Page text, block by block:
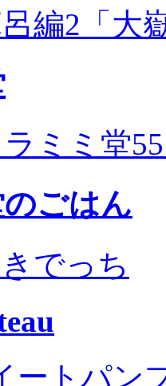
編2「大
ミミ堂
ごはん
でっち
ートパン